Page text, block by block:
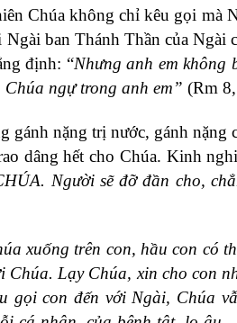
Chúa không chỉ kêu gọi mà
ban Thánh Thần của Ngài
định: “Nhưng anh em không
ngự trong anh em” (Rm
gánh nặng trị nước, gánh nặng
dâng hết cho Chúa. Kinh
Người sẽ đỡ đần cho,
xuống trên con, hầu con có
Lạy Chúa, xin cho con
gọi con đến với Ngài, Chúa